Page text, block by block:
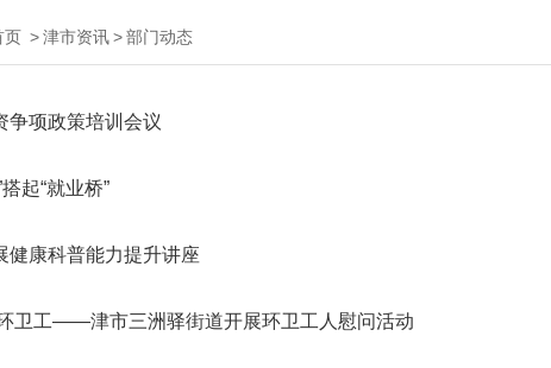
页 >津市资讯>部门动态
争项政策培训会议
起“就业桥”
健康科普能力提升讲座
卫工——津市三洲驿街道开展环卫工人慰问活动